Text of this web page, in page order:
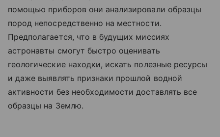
помощью приборов они анализировали образцы
пород непосредственно на местности.
Предполагается, что в будущих миссиях
астронавты смогут быстро оценивать
геологические находки, искать полезные ресурсы
и даже выявлять признаки прошлой водной
активности без необходимости доставлять все
образцы на Землю.